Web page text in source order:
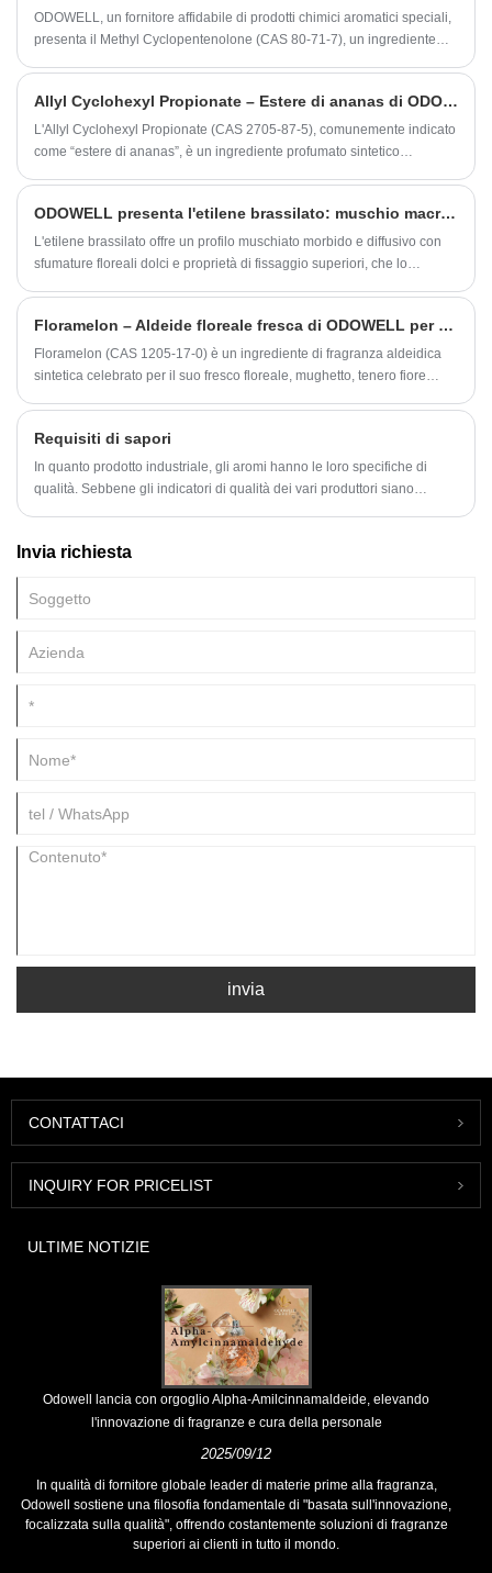
ODOWELL, un fornitore affidabile di prodotti chimici aromatici speciali,
presenta il Methyl Cyclopentenolone (CAS 80-71-7), un ingrediente
Allyl Cyclohexyl Propionate – Estere di ananas di ODOWELL per fragranze fruttate brillanti e di lunga durata
​L'Allyl Cyclohexyl Propionate (CAS 2705‑87‑5), comunemente indicato
come “estere di ananas”, è un ingrediente profumato sintetico
​ODOWELL presenta l'etilene brassilato: muschio macrociclico di prima qualità per prestazioni olfattive durature
L'etilene brassilato offre un profilo muschiato morbido e diffusivo con
sfumature floreali dolci e proprietà di fissaggio superiori, che lo
Floramelon – Aldeide floreale fresca di ODOWELL per fragranze moderne di mughetto
Floramelon (CAS 1205-17-0) è un ingrediente di fragranza aldeidica
sintetica celebrato per il suo fresco floreale, mughetto, tenero fiore
nella profumeria contemporanea.
Requisiti di sapori
In quanto prodotto industriale, gli aromi hanno le loro specifiche di
qualità. Sebbene gli indicatori di qualità dei vari produttori siano
Invia richiesta
invia
CONTATTACI
INQUIRY FOR PRICELIST
ULTIME NOTIZIE
Odowell lancia con orgoglio Alpha-Amilcinnamaldeide, elevando
l'innovazione di fragranze e cura della personale
2025/09/12
In qualità di fornitore globale leader di materie prime alla fragranza,
Odowell sostiene una filosofia fondamentale di "basata sull'innovazione,
focalizzata sulla qualità", offrendo costantemente soluzioni di fragranze
superiori ai clienti in tutto il mondo.